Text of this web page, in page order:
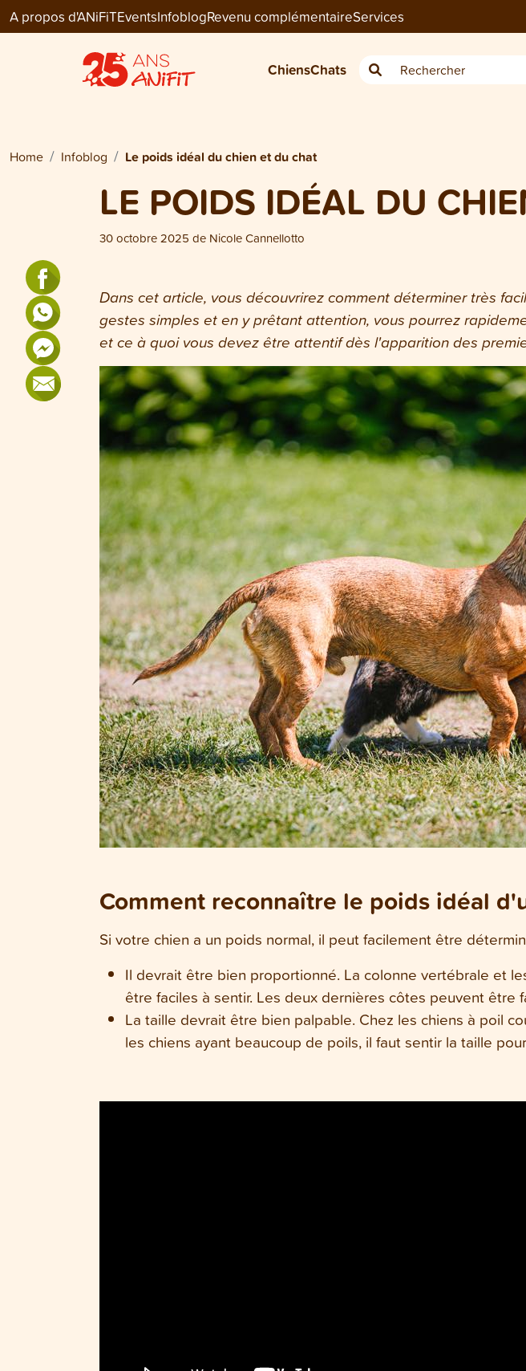
A propos d'ANiFiTEventsInfoblogRevenu complémentaireServices
ChiensChats
Home Infoblog Le poids idéal du chien et du chat
LE POIDS IDÉAL DU
30 octobre 2025 de Nicole Cannellotto
Dans cet article, vous découvrirez comment déterminer très
gestes simples et en y prêtant attention, vous pourrez
et ce à quoi vous devez être attentif dès l'apparition des
Comment reconnaître le poids idéal
Si votre chien a un poids normal, il peut facilement être
Il devrait être bien proportionné. La colonne vertébrale et
être faciles à sentir. Les deux dernières côtes peuvent être
La taille devrait être bien palpable. Chez les chiens à poil
les chiens ayant beaucoup de poils, il faut sentir la taille